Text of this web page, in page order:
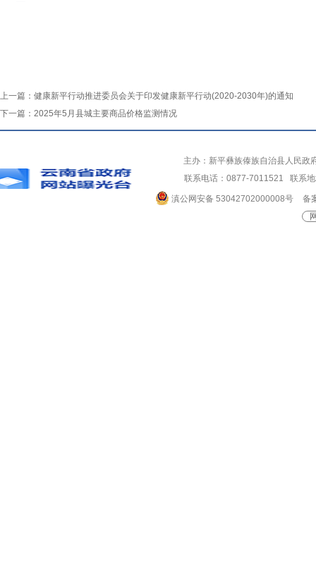
上一篇： 健康新平行动推进委员会关于印发健康新平行动(2020-2030年)的通知
下一篇： 2025年5月县城主要商品价格监测情况
主办：新平彝族傣族自治县人民
联系电话：0877-7011521 联系
滇公网安备 53042702000008号
备